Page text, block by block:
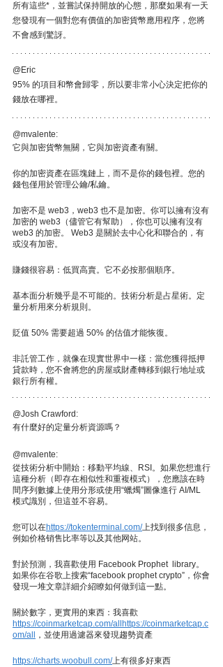
所有這些*，並嘗試保持開放的心態，那麼如果有一天
您發現有一個對您有價值的加密貨幣應用程序，您將
不會感到驚訝。
@Eric
95% 的項目和幣會歸零，所以要非常小心決定把你的
錢放在哪裡。
@mvalente:
它與加密貨幣無關，它與加密資產有關。
你的加密資產在區塊鏈上，而不是你的錢包裡。您的
錢包僅用於管理公鑰/私鑰。
加密不是 web3，web3 也不是加密。你可以擁有沒有
加密的 web3（儘管它有幫助），你也可以擁有沒有
web3 的加密。 Web3 是關於去中心化和聯合的，有
或沒有加密。
賺錢很容易：低買高賣。它不必按那個順序。
基本面分析幾乎是不可能的。技術分析是占星術。定
量分析用來分析規則。
貶值 50% 需要超過 50% 的估值才能恢復。
非託管工作，就像在現實世界中一樣：當您獲得抵押
貸款時，您不會將您的房屋或財產轉移到銀行地址或
銀行所有權。
@Josh Crawford:
有什麼好的定量分析資源嗎？
@mvalente:
從技術分析中開始：移動平均線、RSI。如果您想進行
這種分析（即存在相似性和重複模式），您應該在時
間序列數據上使用分形或使用“蠟燭”圖像進行 AI/ML
模式識別，但這並不容易。
您可以在https://tokenterminal.com/上找到很多信息，
例如价格销售比率等以及其他网站。
對於預測，我喜歡使用 Facebook Prophet  library。
如果你在谷歌上搜索“facebook prophet crypto”，你會
發現一堆文章詳細介紹瞭如何做到這一點。
關於數字，更實用的東西：我喜歡
https://coinmarketcap.com/allhttps://coinmarketcap.c
om/all
，並使用過濾器來發現趨勢資產
https://charts.woobull.com/上有很多好東西